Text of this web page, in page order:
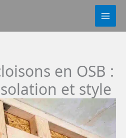
en OSB :
et style